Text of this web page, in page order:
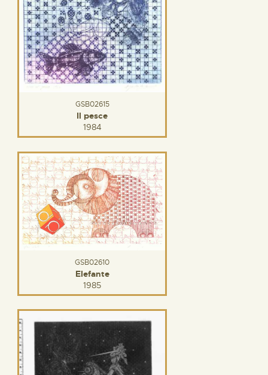
GSB02615
Il pesce
1984
GSB02610
Elefante
1985